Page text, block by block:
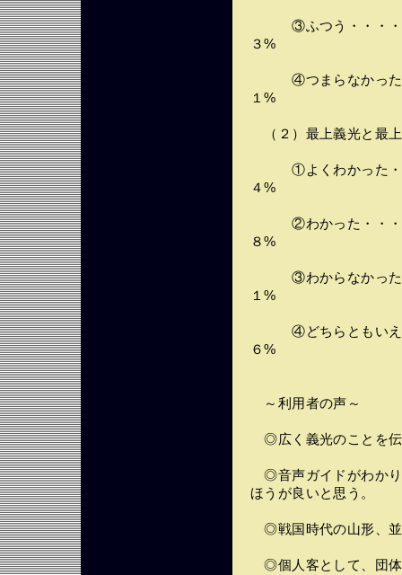
③ふつう・・・・・
３%
④つまらなかった・
１%
（２）最上義光と最
①よくわかった・・
４%
②わかった・・・・
８%
③わからなかった・
１%
④どちらともいえな
６%
～利用者の声～
◎広く義光のことを伝
◎音声ガイドがわかり
ほうが良いと思う。
◎戦国時代の山形、並
◎個人客として、団体